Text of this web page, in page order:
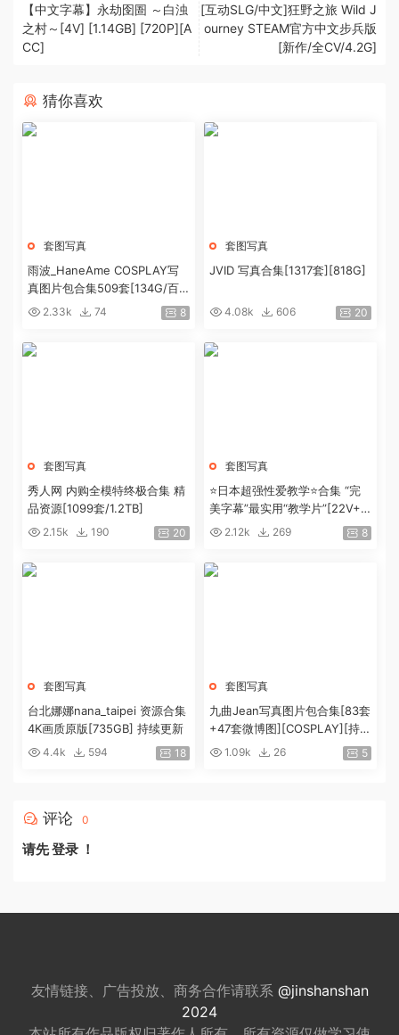
【中文字幕】永劫囹圄 ～白浊
之村～[4V] [1.14GB] [720P][A
CC]
[互动SLG/中文]狂野之旅 Wild J
ourney STEAM官方中文步兵版
[新作/全CV/4.2G]
猜你喜欢
套图写真
雨波_HaneAme COSPLAY写
真图片包合集509套[134G/百
度盘]2.33k 74 8
套图写真
JVID 写真合集[1317套][818G]
4.08k 606 20
套图写真
秀人网 内购全模特终极合集 精
品资源[1099套/1.2TB]
2.15k 190 20
套图写真
⭐日本超强性爱教学⭐合集 “完
美字幕”最实用“教学片”[22V+4.
9G]2.12k 269 8
套图写真
台北娜娜nana_taipei 资源合集
4K画质原版[735GB] 持续更新
4.4k 594 18
套图写真
九曲Jean写真图片包合集[83套
+47套微博图][COSPLAY][持续
更新]1.09k 26 5
评论 0
请先登录 ！
友情链接、广告投放、商务合作请联系 @jinshanshan
2024